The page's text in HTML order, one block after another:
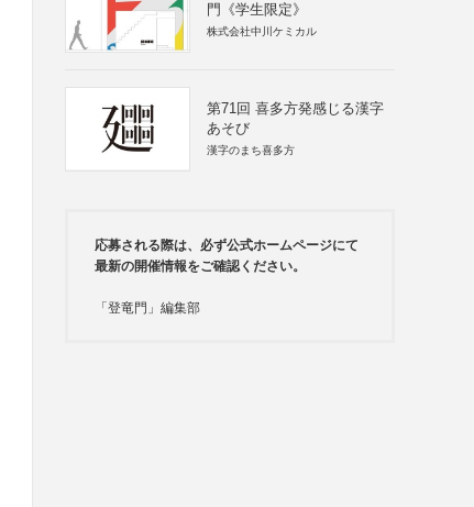
門《学生限定》
株式会社中川ケミカル
第71回 喜多方発感じる漢字
あそび
漢字のまち喜多方
応募される際は、必ず公式ホームページにて
最新の開催情報をご確認ください。
「登竜門」編集部